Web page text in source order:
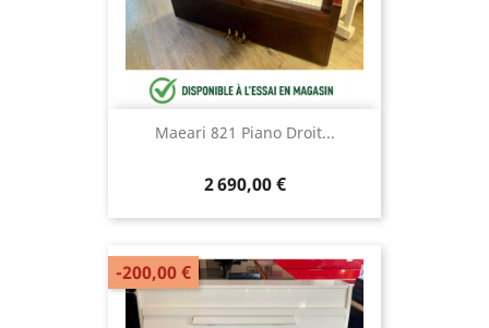
Maeari 821 Piano Droit...
2 690,00 €
-200,00 €